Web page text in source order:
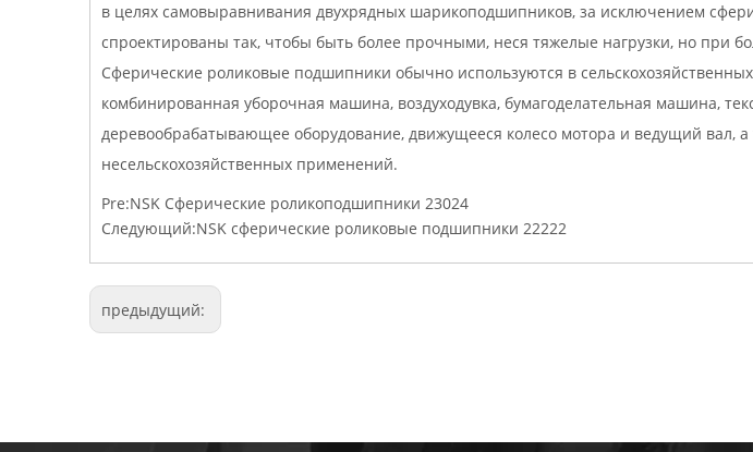
в целях самовыравнивания двухрядных шарикоподшипников, за исключением
спроектированы так, чтобы быть более прочными, неся тяжелые нагрузки, но при
Сферические роликовые подшипники обычно используются в
комбинированная уборочная машина, воздуходувка, бумагоделательная машина,
деревообрабатывающее оборудование, движущееся колесо мотора и ведущий вал, а
несельскохозяйственных применений.
Pre:NSK Сферические роликоподшипники 23024
Следующий:NSK сферические роликовые подшипники 22222
предыдущий: